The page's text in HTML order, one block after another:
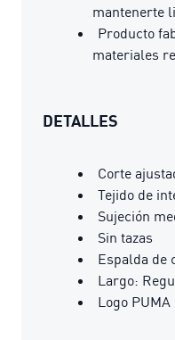
mantenerte
Producto
materiales
DETALLES
Corte
Tejido de
Sujeción
Sin tazas
Espalda de
Largo:
Logo PUMA